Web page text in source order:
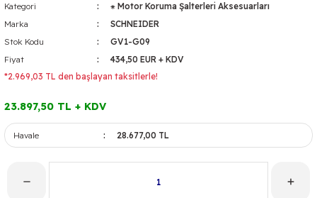
Kategori
⁕ Motor Koruma Şalterleri Aksesuarları
Marka
SCHNEIDER
Stok Kodu
GV1-G09
Fiyat
434,50 EUR + KDV
*2.969,03 TL den başlayan taksitlerle!
23.897,50 TL + KDV
Havale 28.677,00 TL